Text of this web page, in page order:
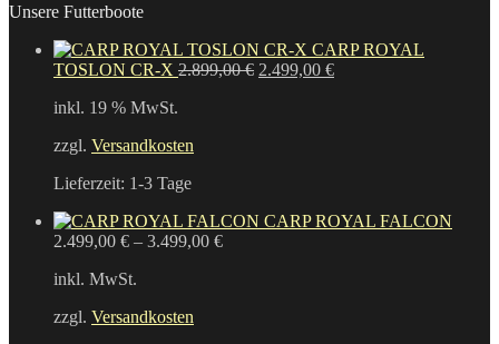
Unsere Futterboote
CARP ROYAL
TOSLON CR-X 2.899,00€ Ursprünglicher
2.499,00 €Aktueller
inkl. 19 % MwSt.
zzgl. Versandkosten
Lieferzeit: 1-3 Tage
CARP ROYAL FALCON
2.499,00 € – 3.499,00 €
inkl. MwSt.
zzgl. Versandkosten